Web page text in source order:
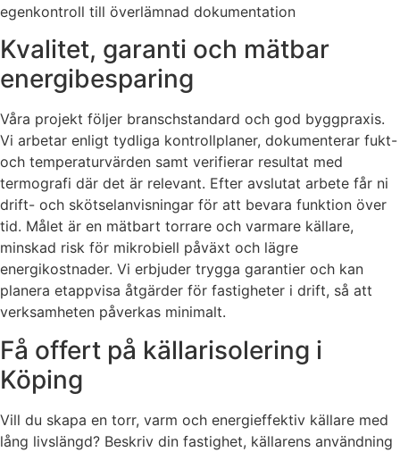
egenkontroll till överlämnad dokumentation
Kvalitet, garanti och mätbar
energibesparing
Våra projekt följer branschstandard och god byggpraxis.
Vi arbetar enligt tydliga kontrollplaner, dokumenterar fukt-
och temperaturvärden samt verifierar resultat med
termografi där det är relevant. Efter avslutat arbete får ni
drift- och skötselanvisningar för att bevara funktion över
tid. Målet är en mätbart torrare och varmare källare,
minskad risk för mikrobiell påväxt och lägre
energikostnader. Vi erbjuder trygga garantier och kan
planera etappvisa åtgärder för fastigheter i drift, så att
verksamheten påverkas minimalt.
Få offert på källarisolering i
Köping
Vill du skapa en torr, varm och energieffektiv källare med
lång livslängd? Beskriv din fastighet, källarens användning